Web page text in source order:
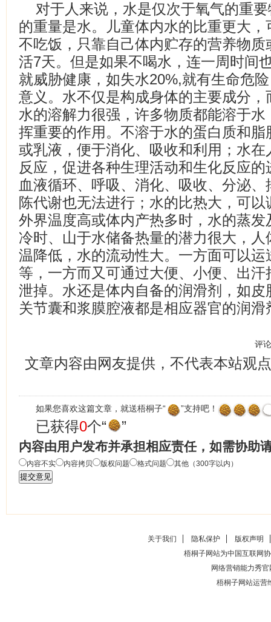
对于人来说，水是仅次于氧气的重
的重量是水。儿童体内水的比重更大
不吃饭，只靠自己体内贮存的营养物
活7天。但是如果不喝水，连一周时间
就威胁健康，如失水20%,就有生命危
意义。水不仅是构成身体的主要成分
水的溶解力很强，许多物质都能溶于
挥重要的作用。不溶于水的蛋白质和
或乳液，便于消化、吸收和利用；水
反应，促进各种生理活动和生化反应
血液循环、呼吸、消化、吸收、分泌
陈代谢也无法进行；水的比热大，可
外界温度高或体内产热多时，水的蒸
冷时、山于水储备热量的潜力很大，
温降低，水的流动性大。一方面可以
等，一方而又可通过大便、小便、出
泄掉。水还是体内自备的润滑剂，如
关节囊和浆膜腔液都是相应器官的润滑
评
文章内容由网友提供，不代表本站观点
如果您喜欢这篇文章，就送梧桐子“ ”支持吧！
已获得0个“ ”
内容由用户发布并承担相应责任，如需协助
内容不实 内容拷贝 版权问题 格式问题 其他（300字以内）
关于我们 隐私保护
版权声明
梧桐子网站为中国互联网
网络营销能力秀官
梧桐子网站运营